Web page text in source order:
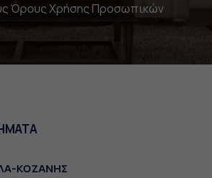
Όρους Χρήσης Προσωπικών
ΚΟΖΑΝΗΣ